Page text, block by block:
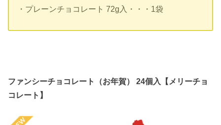
・プレーンチョコレート 72g入・・・1袋
ファンシーチョコレート（お年賀） 24個入【メリーチョ
コレート】